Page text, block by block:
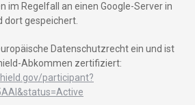
im Regelfall an einen Google-Server in
dort gespeichert.
Datenschutzrecht ein und ist
Abkommen zertifiziert:
participant?